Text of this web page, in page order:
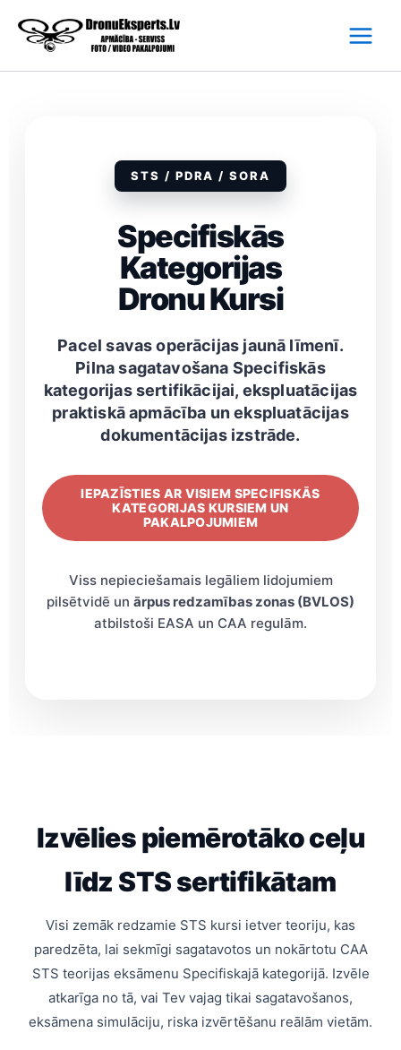
content
STS / PDRA / SORA
Specifiskās
Kategorijas
Dronu Kursi
Pacel savas operācijas jaunā līmenī.
Pilna sagatavošana Specifiskās
kategorijas sertifikācijai, ekspluatācijas
praktiskā apmācība un ekspluatācijas
dokumentācijas izstrāde.
IEPAZĪSTIES AR VISIEM SPECIFISKĀS
KATEGORIJAS KURSIEM UN
PAKALPOJUMIEM
Viss nepieciešamais legāliem lidojumiem
pilsētvidē un ārpus redzamības zonas (BVLOS)
atbilstoši EASA un CAA regulām.
Izvēlies piemērotāko ceļu
līdz STS sertifikātam
Visi zemāk redzamie STS kursi ietver teoriju, kas
paredzēta, lai sekmīgi sagatavotos un nokārtotu CAA
STS teorijas eksāmenu Specifiskajā kategorijā. Izvēle
atkarīga no tā, vai Tev vajag tikai sagatavošanos,
eksāmena simulāciju, riska izvērtēšanu reālām vietām.